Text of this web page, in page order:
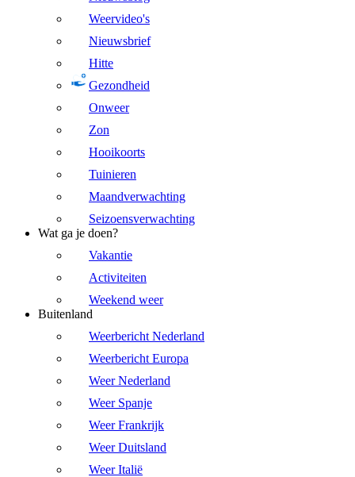
Weervideo's
Nieuwsbrief
Hitte
Gezondheid
Onweer
Zon
Hooikoorts
Tuinieren
Maandverwachting
Seizoensverwachting
Wat ga je doen?
Vakantie
Activiteiten
Weekend weer
Buitenland
Weerbericht Nederland
Weerbericht Europa
Weer Nederland
Weer Spanje
Weer Frankrijk
Weer Duitsland
Weer Italië